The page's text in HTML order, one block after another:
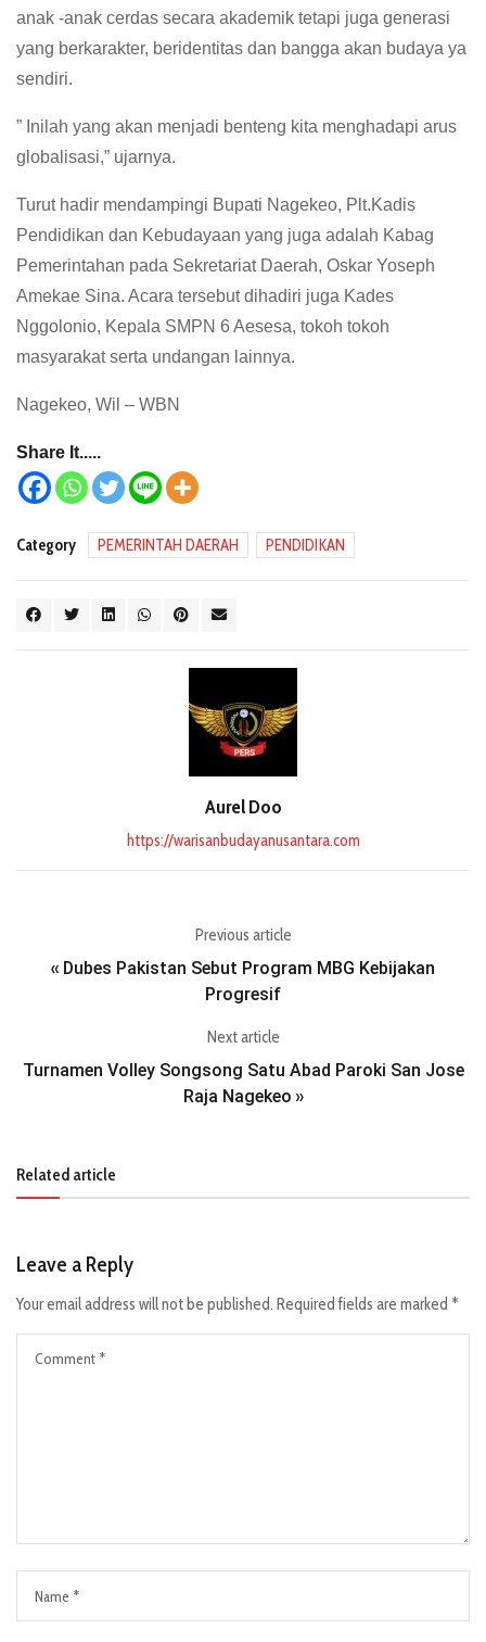
anak -anak cerdas secara akademik tetapi juga generasi
yang berkarakter, beridentitas dan bangga akan budaya ya
sendiri.
” Inilah yang akan menjadi benteng kita menghadapi arus
globalisasi,” ujarnya.
Turut hadir mendampingi Bupati Nagekeo, Plt.Kadis
Pendidikan dan Kebudayaan yang juga adalah Kabag
Pemerintahan pada Sekretariat Daerah, Oskar Yoseph
Amekae Sina. Acara tersebut dihadiri juga Kades
Nggolonio, Kepala SMPN 6 Aesesa, tokoh tokoh
masyarakat serta undangan lainnya.
Nagekeo, Wil – WBN
Share It.....
Category PEMERINTAH DAERAH PENDIDIKAN
Aurel Doo
https://warisanbudayanusantara.com
Previous article
« Dubes Pakistan Sebut Program MBG Kebijakan
Progresif
Next article
Turnamen Volley Songsong Satu Abad Paroki San Jose
Raja Nagekeo »
Related article
Leave a Reply
Your email address will not be published. Required fields are marked *